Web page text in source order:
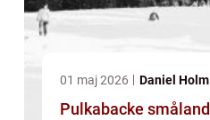
01 maj 2026 Daniel Holm
Pulkabacke småland snöglädje för